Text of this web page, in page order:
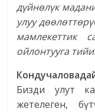
дүйнөлүк
улуу
мамлекеттик
ойлонтууга
Кондучаловадай
Бизди улут
жетелеген,